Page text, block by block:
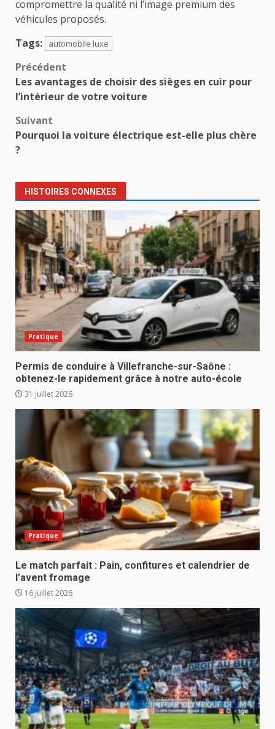
compromettre la qualité ni l’image premium des
véhicules proposés.
Tags:
automobile luxe
Navigation
d’article
Précédent
Les avantages de choisir des sièges en cuir pour
l’intérieur de votre voiture
Suivant
Pourquoi la voiture électrique est-elle plus chère
?
HISTOIRES CONNEXES
Pratique
Permis de conduire à Villefranche-sur-Saône :
obtenez-le rapidement grâce à notre auto-école
31 juillet 2026
Pratique
Le match parfait : Pain, confitures et calendrier de
l’avent fromage
16 juillet 2026